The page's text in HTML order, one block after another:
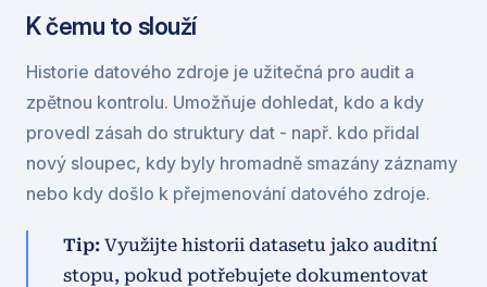
K čemu to slouží
Historie datového zdroje je užitečná pro audit a
zpětnou kontrolu. Umožňuje dohledat, kdo a kdy
provedl zásah do struktury dat - např. kdo přidal
nový sloupec, kdy byly hromadně smazány záznamy
nebo kdy došlo k přejmenování datového zdroje.
Tip: Využijte historii datasetu jako auditní
stopu, pokud potřebujete dokumentovat